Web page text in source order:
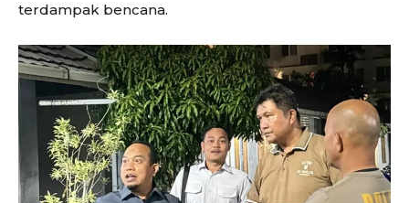
terdampak bencana.